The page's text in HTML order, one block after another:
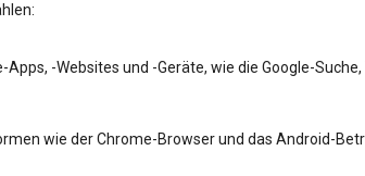
Apps, -Websites und -Geräte, wie die Google-
wie der Chrome-Browser und das Android-